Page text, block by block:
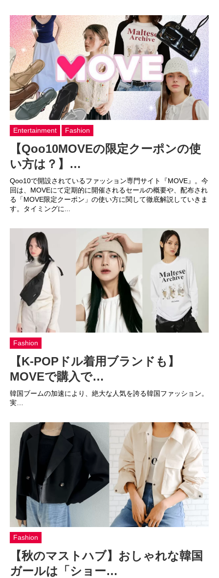
Entertainment Fashion
【Qoo10MOVEの限定クーポンの使
い方は？】…
Qoo10で開設されているファッション専門サイト『MOVE』。今
回は、MOVEにて定期的に開催されるセールの概要や、配布され
る「MOVE限定クーポン」の使い方に関して徹底解説していきま
す。タイミングに...
Fashion
【K-POPドル着用ブランドも】
MOVEで購入で…
韓国ブームの加速により、絶大な人気を誇る韓国ファッション。
実…
Fashion
【秋のマストハブ】おしゃれな韓国
ガールは「ショー…